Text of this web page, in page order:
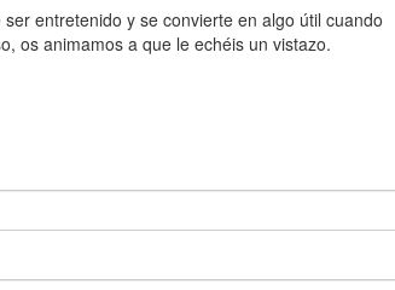
entretenido y se convierte en algo útil cuando
os animamos a que le echéis un vistazo.